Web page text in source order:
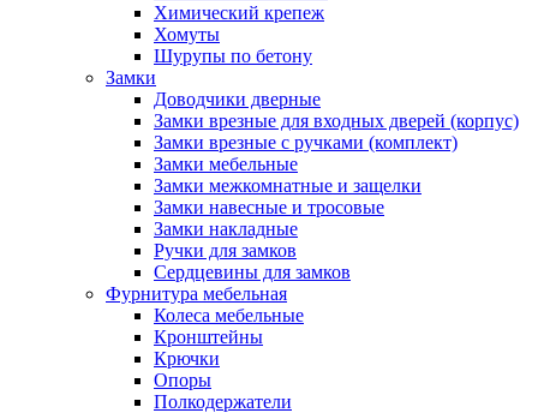
Химический крепеж
Хомуты
Шурупы по бетону
Замки
Доводчики дверные
Замки врезные для входных дверей (корпус)
Замки врезные с ручками (комплект)
Замки мебельные
Замки межкомнатные и защелки
Замки навесные и тросовые
Замки накладные
Ручки для замков
Сердцевины для замков
Фурнитура мебельная
Колеса мебельные
Кронштейны
Крючки
Опоры
Полкодержатели